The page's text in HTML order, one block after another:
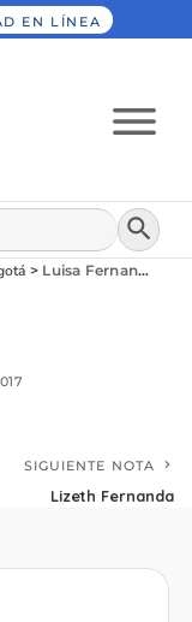
EN LÍNEA
Botón
> Luisa Fernanda
SIGUIENTE NOTA
Lizeth Fernanda